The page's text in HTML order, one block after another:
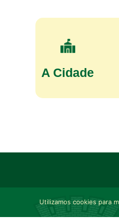
A Cidade
Utilizamos cookies para